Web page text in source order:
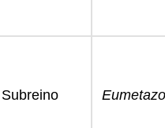
Subreino